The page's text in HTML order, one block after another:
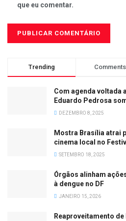
que eu comentar.
Trending Comments
Com agenda voltada
Eduardo Pedrosa
DEZEMBRO 8, 2025
Mostra Brasília atrai
cinema local no
SETEMBRO 18, 2025
Órgãos alinham
à dengue no DF
JANEIRO 15, 2026
Reaproveitamento